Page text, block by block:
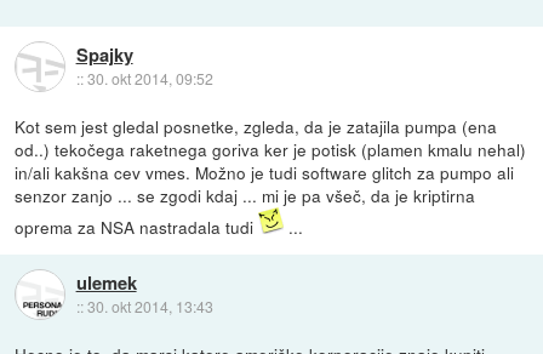
Spajky
::30. okt 2014, 09:52
Kot sem jest gledal posnetke, zgleda, da je zatajila pumpa (ena
od..) tekočega raketnega goriva ker je potisk (plamen kmalu nehal)
in/ali kakšna cev vmes. Možno je tudi software glitch za pumpo ali
senzor zanjo ... se zgodi kdaj ... mi je pa všeč, da je kriptirna
oprema za NSA nastradala tudi
...
ulemek
::30. okt 2014, 13:43